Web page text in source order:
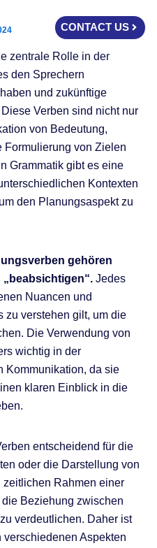
CONTACT US
zentrale Rolle in der
den Sprechern
und zukünftige
Verben sind nicht nur
von Bedeutung,
Formulierung von Zielen
Grammatik gibt es eine
Kontexten
den Planungsaspekt zu
gehören
„beabsichtigen“.Jedes
Nuancen und
zu verstehen gilt, um die
Die Verwendung von
wichtig in der
Kommunikation, da sie
klaren Einblick in die
entscheidend für die
oder die Darstellung von
zeitlichen Rahmen einer
Beziehung zwischen
verdeutlichen. Daher ist
Aspekten